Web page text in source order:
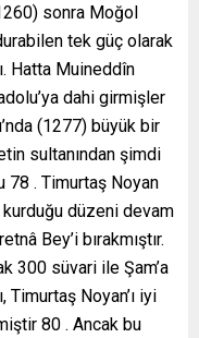
sonra Moğol
tek güç olarak
Hatta Muineddîn
dahi girmişler
(1277) büyük bir
sultanından şimdi
. Timurtaş Noyan
düzeni devam
Bey’i bırakmıştır.
300 süvari ile Şam’a
Noyan’ı iyi
80 . Ancak bu